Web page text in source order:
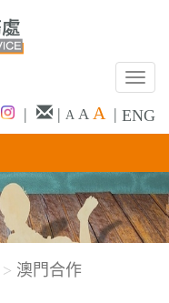
T
g
l
e
n
a
| | A A A | ENG
澳門合作